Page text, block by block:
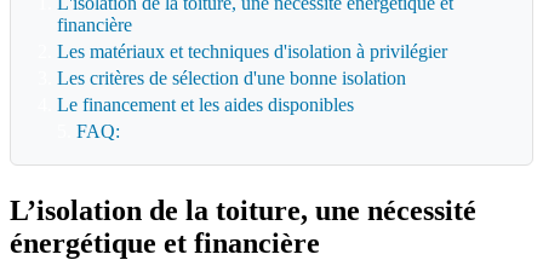
financière
Les matériaux et techniques d'isolation à privilégier
Les critères de sélection d'une bonne isolation
Le financement et les aides disponibles
FAQ:
L’isolation de la toiture, une nécessité
énergétique et financière